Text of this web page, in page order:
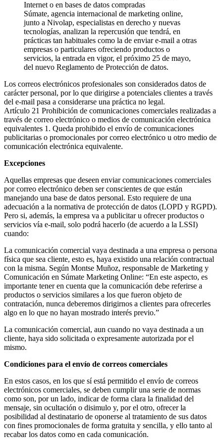
Internet o en bases de datos compradas
Súmate, agencia internacional de marketing online,
junto a Nivolap, especialistas en derecho y nuevas
tecnologías, analizan la repercusión que tendrá, en
prácticas tan habituales como la de enviar e-mail a otras
empresas o particulares ofreciendo productos o
servicios, la entrada en vigor, el próximo 25 de mayo,
del nuevo Reglamento de Protección de datos.
Los correos electrónicos profesionales son considerados datos de
carácter personal, por lo que dirigirse a potenciales clientes a través
del e-mail pasa a considerarse una práctica no legal.
Artículo 21 Prohibición de comunicaciones comerciales realizadas a
través de correo electrónico o medios de comunicación electrónica
equivalentes 1. Queda prohibido el envío de comunicaciones
publicitarias o promocionales por correo electrónico u otro medio de
comunicación electrónica equivalente.
Excepciones
Aquellas empresas que deseen enviar comunicaciones comerciales
por correo electrónico deben ser conscientes de que están
manejando una base de datos personal. Esto requiere de una
adecuación a la normativa de protección de datos (LOPD y RGPD).
Pero si, además, la empresa va a publicitar u ofrecer productos o
servicios vía e-mail, solo podrá hacerlo (de acuerdo a la LSSI)
cuando:
La comunicación comercial vaya destinada a una empresa o persona
física que sea cliente, esto es, haya existido una relación contractual
con la misma. Según Montse Muñoz, responsable de Marketing y
Comunicación en Súmate Marketing Online: “En este aspecto, es
importante tener en cuenta que la comunicación debe referirse a
productos o servicios similares a los que fueron objeto de
contratación, nunca deberemos dirigirnos a clientes para ofrecerles
algo en lo que no hayan mostrado interés previo.”
La comunicación comercial, aun cuando no vaya destinada a un
cliente, haya sido solicitada o expresamente autorizada por el
mismo.
Condiciones para el envío de correos comerciales
En estos casos, en los que sí está permitido el envío de correos
electrónicos comerciales, se deben cumplir una serie de normas
como son, por un lado, indicar de forma clara la finalidad del
mensaje, sin ocultación o disimulo y, por el otro, ofrecer la
posibilidad al destinatario de oponerse al tratamiento de sus datos
con fines promocionales de forma gratuita y sencilla, y ello tanto al
recabar los datos como en cada comunicación.